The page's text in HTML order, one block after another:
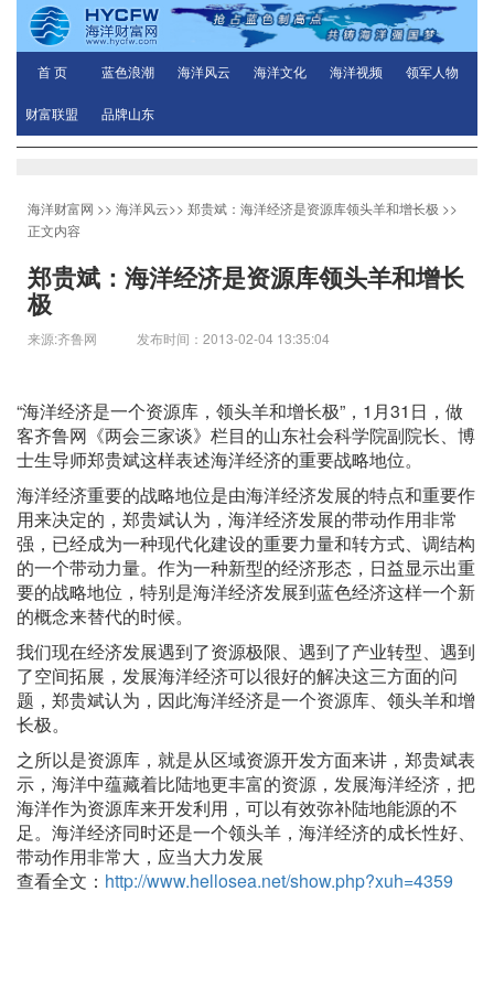
首 页 蓝色浪潮 海洋风云 海洋文化 海洋视频 领军人物
财富联盟 品牌山东
海洋财富网 >> 海洋风云>> 郑贵斌：海洋经济是资源库领头羊和增长极 >>
正文内容
郑贵斌：海洋经济是资源库领头羊和增长
极
来源:齐鲁网 发布时间：2013-02-04 13:35:04
“海洋经济是一个资源库，领头羊和增长极”，1月31日，做
客齐鲁网《两会三家谈》栏目的山东社会科学院副院长、博
士生导师郑贵斌这样表述海洋经济的重要战略地位。
海洋经济重要的战略地位是由海洋经济发展的特点和重要作
用来决定的，郑贵斌认为，海洋经济发展的带动作用非常
强，已经成为一种现代化建设的重要力量和转方式、调结构
的一个带动力量。作为一种新型的经济形态，日益显示出重
要的战略地位，特别是海洋经济发展到蓝色经济这样一个新
的概念来替代的时候。
我们现在经济发展遇到了资源极限、遇到了产业转型、遇到
了空间拓展，发展海洋经济可以很好的解决这三方面的问
题，郑贵斌认为，因此海洋经济是一个资源库、领头羊和增
长极。
之所以是资源库，就是从区域资源开发方面来讲，郑贵斌表
示，海洋中蕴藏着比陆地更丰富的资源，发展海洋经济，把
海洋作为资源库来开发利用，可以有效弥补陆地能源的不
足。海洋经济同时还是一个领头羊，海洋经济的成长性好、
带动作用非常大，应当大力发展
查看全文： http://www.hellosea.net/show.php?xuh=4359